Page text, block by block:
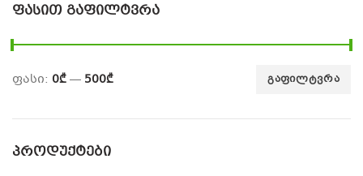
ᲤᲐᲡᲘᲗ ᲒᲐᲤᲘᲚᲢᲕᲠᲐ
ᲒᲐᲤᲘᲚᲢᲕᲠᲐ
ფასი: 0₾— 500₾
ᲞᲠᲝᲓᲣᲥᲢᲔᲑᲘ